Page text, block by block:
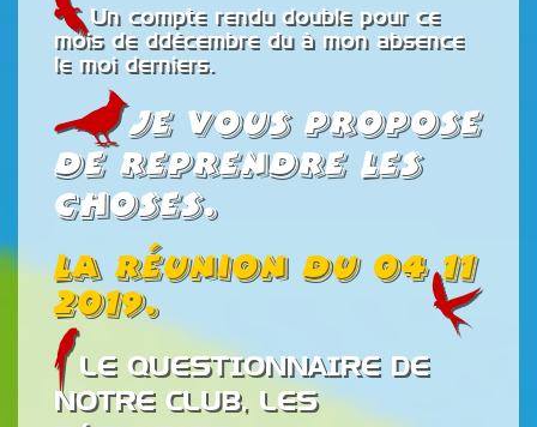
Un compte rendu double pour ce
mois de ddécembre du à mon absence
le moi derniers.
Je vous propose
de reprendre les
choses.
La réunion du 04 11
2019.
LE QUESTIONNAIRE DE
NOTRE CLUB, LES